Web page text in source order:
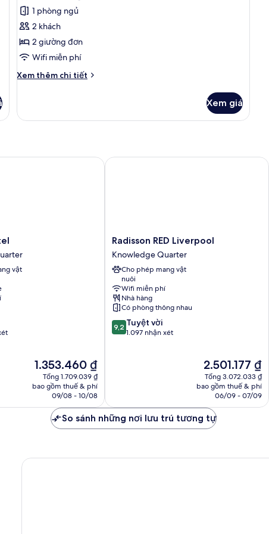
Phòng
2
giường
đơn
Deluxe
xét)
1 phòng ngủ
2 khách
2 giường đơn
Wifi miễn phí
Xem thêm chi tiết
Chi
Phòng
Deluxe
Xem giá
vật
Giá
hiện
tại
1.353.460 ₫
1.353.460 ₫
Tổng 1.709.039 ₫
bao gồm thuế & phí
09/08 - 10/08
Radisson
RED
Liverpool
Knowledge
Quarter
Radisson RED Liverpool
Knowledge Quarter
Cho phép mang vật
nuôi
Wifi miễn phí
Nhà hàng
Có phòng thông nhau
9.2
trên
9,2 Tuyệt vời
1.097 nhận xét
Giá
hiện
tại
2.501.177 ₫
2.501.177 ₫
Tổng 3.072.033 ₫
bao gồm thuế & phí
06/09 - 07/09
Radisson RED Liverpool
So sánh những nơi lưu trú tương tự